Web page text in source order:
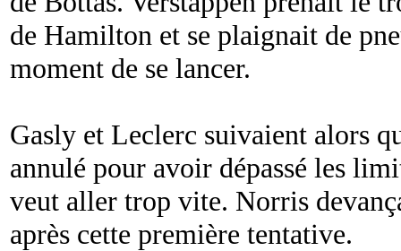
de Hamilton et se plaignait de
moment de se lancer.
Gasly et Leclerc suivaient alors
annulé pour avoir dépassé les
veut aller trop vite. Norris
après cette première tentative.